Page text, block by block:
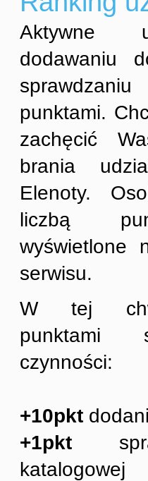
Aktywne
dodawaniu
punktami.
zachęcić
brania
Elenoty.
liczbą
wyświetlone
serwisu.
W tej
punktami
czynności:
+10pkt
+1pkt
katalogowej